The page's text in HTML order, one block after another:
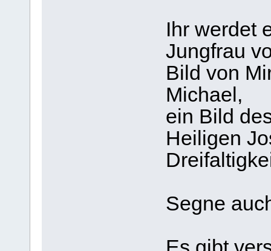
Ihr werdet
Jungfrau
Bild von
Michael,
ein Bild
Heiligen
Segne